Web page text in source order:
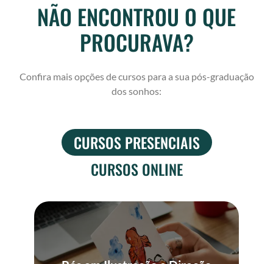
NÃO ENCONTROU O QUE
PROCURAVA?
Confira mais opções de cursos para a sua pós-graduação
dos sonhos:
CURSOS PRESENCIAIS
CURSOS ONLINE